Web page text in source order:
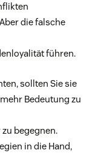
die falsche
führen.
sollten Sie sie
Bedeutung zu
begegnen.
in die Hand,